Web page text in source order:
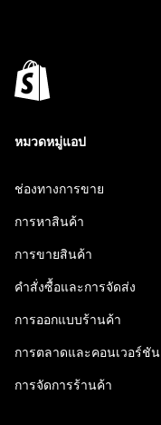
หมวดหมู่แอป
ช่องทางการขาย
การหาสินค้า
การขายสินค้า
คำสั่งซื้อและการจัดส่ง
การออกแบบร้านค้า
การตลาดและคอนเวอร์ชัน
การจัดการร้านค้า